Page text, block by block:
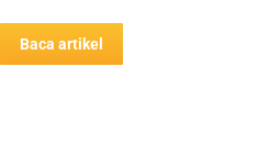
Baca artikel